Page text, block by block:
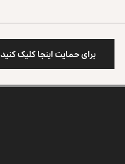
برای حمایت اینجا کلیک کنید